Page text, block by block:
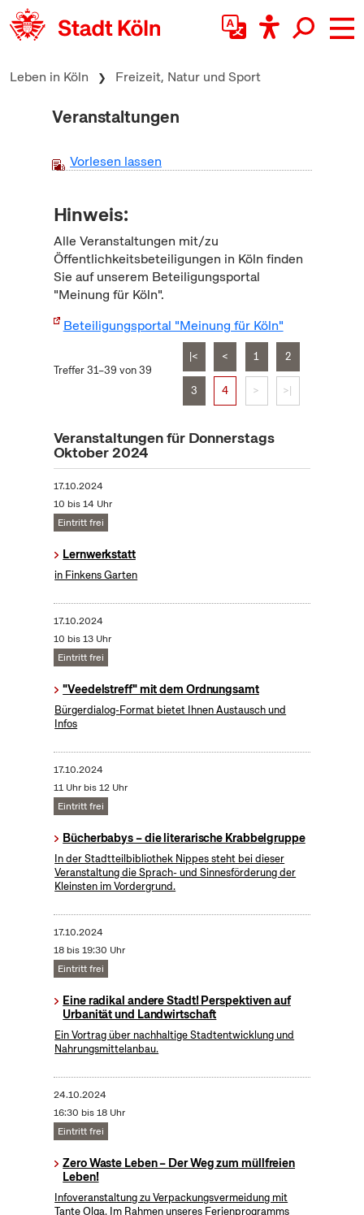
zum Inhalt springen
Leben in Köln Freizeit, Natur und Sport
Veranstaltungen
Vorlesen lassen
Hinweis:
Alle Veranstaltungen mit/zu
Öffentlichkeitsbeteiligungen in Köln finden
Sie auf unserem Beteiligungsportal
"Meinung für Köln".
Beteiligungsportal "Meinung für Köln"
Treffer 31–39 von 39
|< < 1 2
3 4 > >|
Veranstaltungen für Donnerstags
Oktober 2024
17.10.2024
10 bis 14 Uhr
Eintritt frei
Lernwerkstatt
in Finkens Garten
17.10.2024
10 bis 13 Uhr
Eintritt frei
"Veedelstreff" mit dem Ordnungsamt
Bürgerdialog-Format bietet Ihnen Austausch und
Infos
17.10.2024
11 Uhr bis 12 Uhr
Eintritt frei
Bücherbabys – die literarische Krabbelgruppe
In der Stadtteilbibliothek Nippes steht bei dieser
Veranstaltung die Sprach- und Sinnesförderung der
Kleinsten im Vordergrund.
17.10.2024
18 bis 19:30 Uhr
Eintritt frei
Eine radikal andere Stadt! Perspektiven auf
Urbanität und Landwirtschaft
Ein Vortrag über nachhaltige Stadtentwicklung und
Nahrungsmittelanbau.
24.10.2024
16:30 bis 18 Uhr
Eintritt frei
Zero Waste Leben – Der Weg zum müllfreien
Leben!
Infoveranstaltung zu Verpackungsvermeidung mit
Tante Olga. Im Rahmen unseres Ferienprogramms